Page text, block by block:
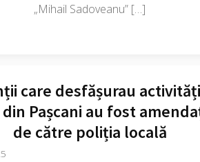
„Mihail Sadoveanu” […]
care desfășurau
Pașcani au fost
de către poliția locală